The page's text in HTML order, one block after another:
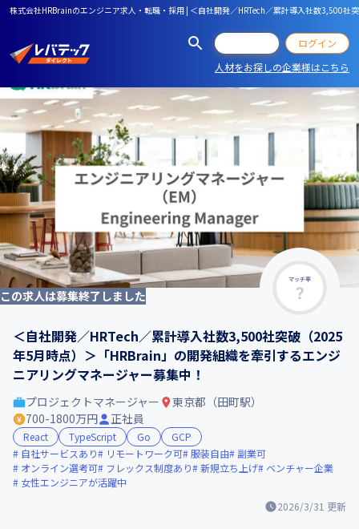
株式会社HRBrainのエンジニア求人・転職・採用 | ＜自社開発／HRTech／累計導入社数3,500
ログイン
人材をお探しの企業様はこちら
マッチ率
この求人は募集終了しました
＜自社開発／HRTech／累計導入社数3,500社突破（2025
年5月時点）＞「HRBrain」の開発組織を牽引するエンジ
ニアリングマネージャー募集中！
2026/3/31 更新
プロジェクトマネージャー
東京都（田町駅）
700-1800万円
正社員
React TypeScript Go
GCP
自社サービスあり
リモートワーク可 服装自由
副業可
オンライン選考可
フレックス制度あり 新規立ち上げ
ベンチャー企業
女性エンジニアが活躍中